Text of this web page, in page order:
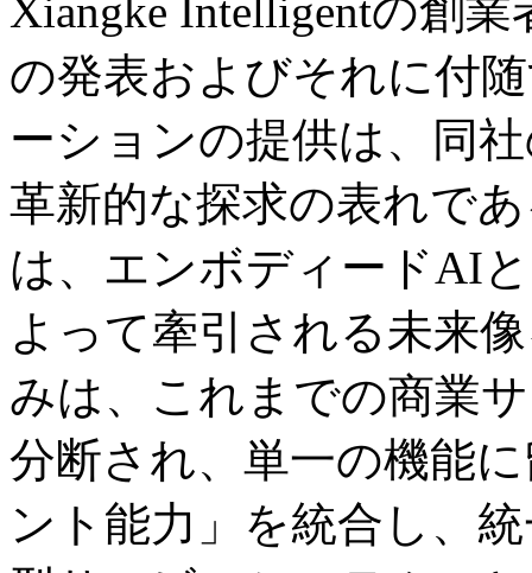
Xiangke Intelligentの創
の発表およびそれに付
ーションの提供は、同
革新的な探求の表れで
は、エンボディードAI
よって牽引される未来
みは、これまでの商業
分断され、単一の機能
ント能力」を統合し、